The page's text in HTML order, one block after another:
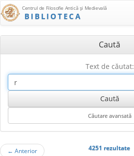
Centrul de Filosofie Antică şi Medievală
BIBLIOTECA
Caută
Text de căutat:
← Anterior 4251 rezultate